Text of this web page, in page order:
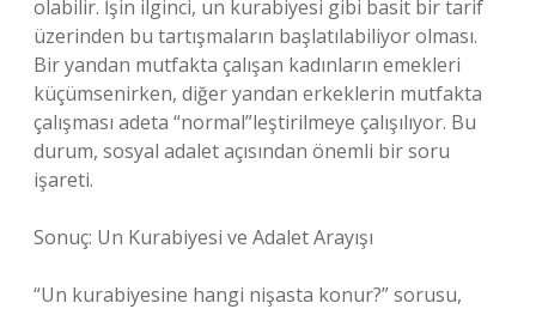
olabilir. İşin ilginci, un kurabiyesi gibi basit bir tarif
üzerinden bu tartışmaların başlatılabiliyor olması.
Bir yandan mutfakta çalışan kadınların emekleri
küçümsenirken, diğer yandan erkeklerin mutfakta
çalışması adeta “normal”leştirilmeye çalışılıyor. Bu
durum, sosyal adalet açısından önemli bir soru
işareti.
Sonuç: Un Kurabiyesi ve Adalet Arayışı
“Un kurabiyesine hangi nişasta konur?” sorusu,